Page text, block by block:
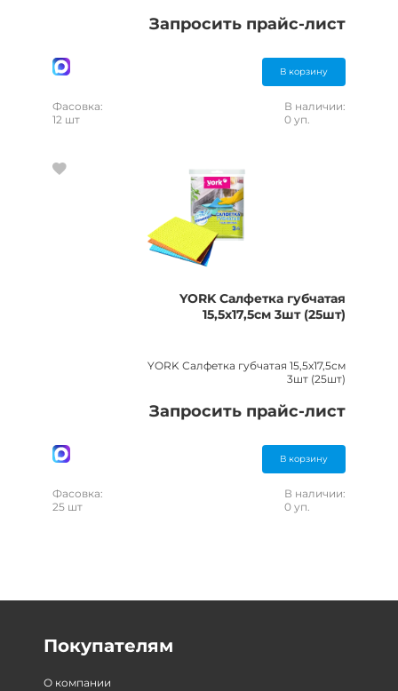
Запросить прайс-лист
В корзину
Фасовка:
12 шт
В наличии:
0 уп.
YORK Салфетка губчатая
15,5х17,5см 3шт (25шт)
YORK Салфетка губчатая 15,5х17,5см
3шт (25шт)
Запросить прайс-лист
В корзину
Фасовка:
25 шт
В наличии:
0 уп.
Покупателям
О компании